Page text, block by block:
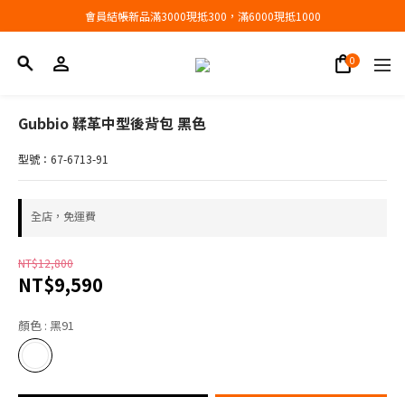
會員結帳新品滿3000現抵300，滿6000現抵1000
會員結帳新品滿3000現抵300，滿6000現抵1000
Gubbio 鞣革中型後背包 黑色
型號：67-6713-91
全店，免運費
NT$12,800
NT$9,590
顏色 : 黑91